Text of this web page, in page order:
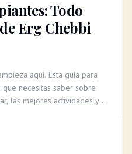
Todo
Erg Chebbi
aquí. Esta guía para
necesitas saber sobre
las mejores actividades y